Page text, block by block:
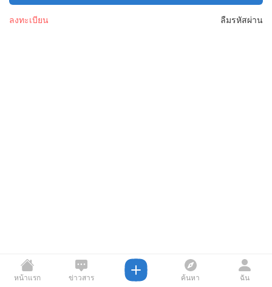
ลืมรหัสผ่าน
ลงทะเบียน
หน้าแรก ข่าวสาร ค้นหา ฉัน